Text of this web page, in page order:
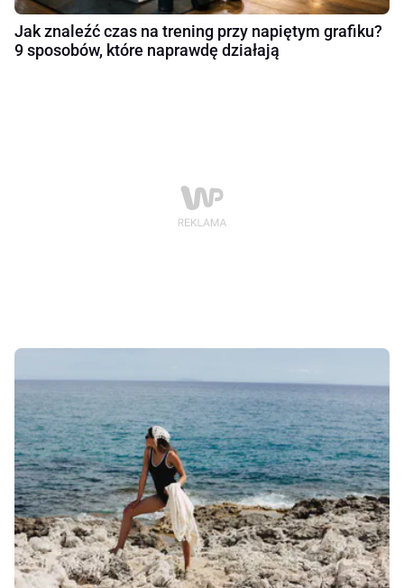
Jak znaleźć czas na trening przy napiętym grafiku?
9 sposobów, które naprawdę działają